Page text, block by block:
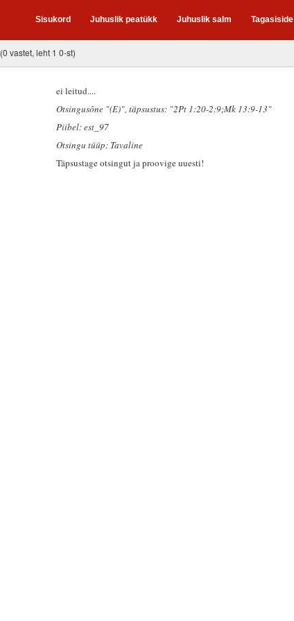
Sisukord Juhuslik peatükk Juhuslik salm Tagasiside
(0 vastet, leht 1 0-st)
ei leitud....
Otsingusõne "(E)" , täpsustus: "2Pt 1:20-2:9;Mk 13:9-13"
Piibel: est_97
Otsingu tüüp: Tavaline
Täpsustage otsingut ja proovige uuesti!